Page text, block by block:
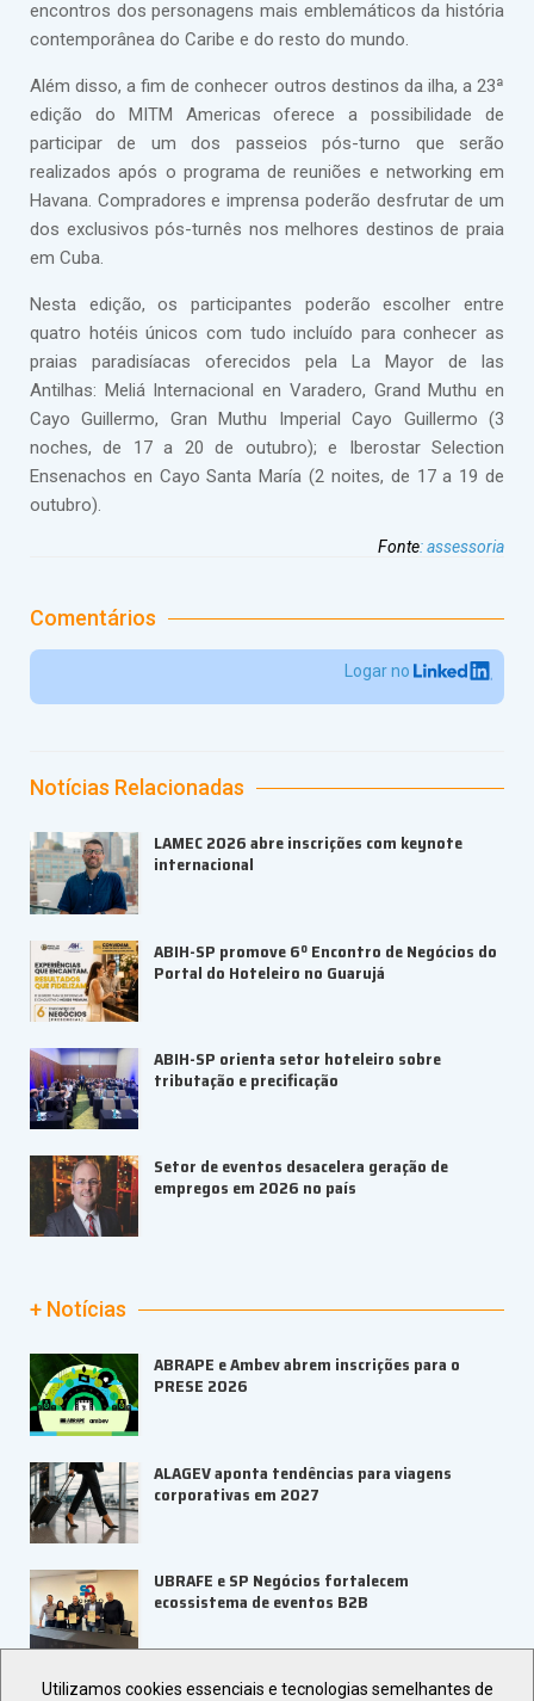
encontros dos personagens mais emblemáticos da história
contemporânea do Caribe e do resto do mundo.
Além disso, a fim de conhecer outros destinos da ilha, a 23ª
edição do MITM Americas oferece a possibilidade de
participar de um dos passeios pós-turno que serão
realizados após o programa de reuniões e networking em
Havana. Compradores e imprensa poderão desfrutar de um
dos exclusivos pós-turnês nos melhores destinos de praia
em Cuba.
Nesta edição, os participantes poderão escolher entre
quatro hotéis únicos com tudo incluído para conhecer as
praias paradisíacas oferecidos pela La Mayor de las
Antilhas: Meliá Internacional en Varadero, Grand Muthu en
Cayo Guillermo, Gran Muthu Imperial Cayo Guillermo (3
noches, de 17 a 20 de outubro); e Iberostar Selection
Ensenachos en Cayo Santa María (2 noites, de 17 a 19 de
outubro).
Fonte:assessoria
Comentários
Logar no
Notícias Relacionadas
LAMEC 2026 abre inscrições com keynote
internacional
ABIH-SP promove 6º Encontro de Negócios do
Portal do Hoteleiro no Guarujá
ABIH-SP orienta setor hoteleiro sobre
tributação e precificação
Setor de eventos desacelera geração de
empregos em 2026 no país
+ Notícias
ABRAPE e Ambev abrem inscrições para o
PRESE 2026
ALAGEV aponta tendências para viagens
corporativas em 2027
UBRAFE e SP Negócios fortalecem
ecossistema de eventos B2B
ABIH-SP orienta setor hoteleiro sobre
Utilizamos cookies essenciais e tecnologias semelhantes de